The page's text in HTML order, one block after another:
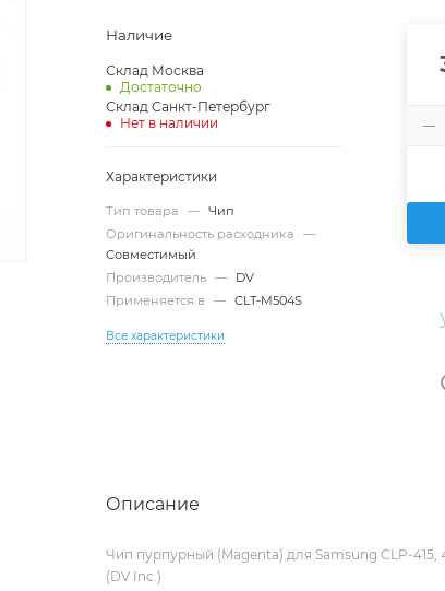
Наличие
Склад Москва
Достаточно
Склад Санкт-Петербург
Нет в наличии
Характеристики
Тип товара —
Чип
Оригинальность расходника
—
Совместимый
Производитель
—
DV
Применяется в
— CLT-M504S
Все характеристики
Описание
Чип пурпурный (Magenta) для Samsung CLP-415,
(DV Inc.)